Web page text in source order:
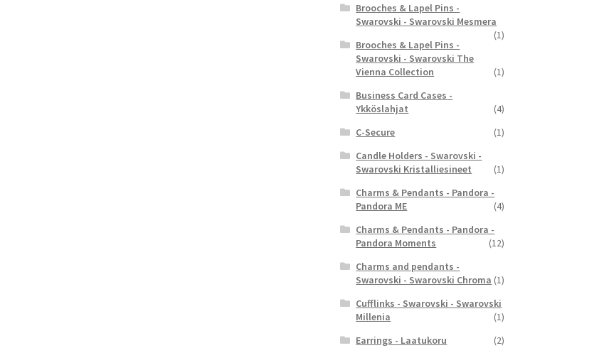
Brooches & Lapel Pins -
Swarovski - Swarovski Mesmera
(1)
Brooches & Lapel Pins -
Swarovski - Swarovski The
Vienna Collection
(1)
Business Card Cases -
Ykköslahjat
(4)
C-Secure
(1)
Candle Holders - Swarovski -
Swarovski Kristalliesineet
(1)
Charms & Pendants - Pandora -
Pandora ME
(4)
Charms & Pendants - Pandora -
Pandora Moments
(12)
Charms and pendants -
Swarovski - Swarovski Chroma (1)
Cufflinks - Swarovski - Swarovski
Millenia
(1)
Earrings - Laatukoru
(2)